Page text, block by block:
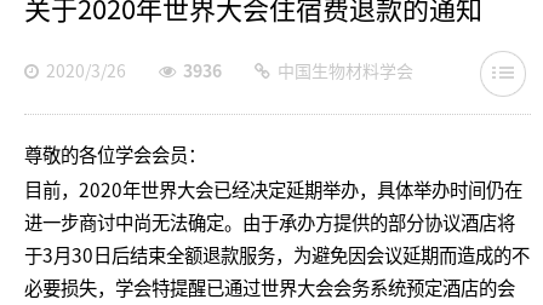
关于2020年世界大会住宿费退款的通知
2020/3/26 3936 中国生物材料学会
尊敬的各位学会会员：
目前，2020年世界大会已经决定延期举办，具体举办时间仍在
进一步商讨中尚无法确定。由于承办方提供的部分协议酒店将
于3月30日后结束全额退款服务，为避免因会议延期而造成的不
必要损失，学会特提醒已通过世界大会会务系统预定酒店的会